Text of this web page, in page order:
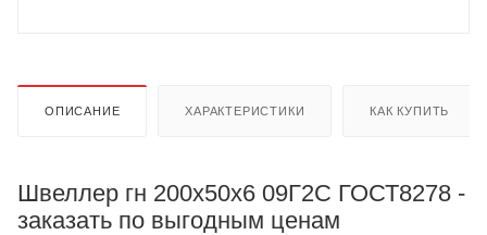
ОПИСАНИЕ ХАРАКТЕРИСТИКИ КАК КУПИТЬ
Швеллер гн 200х50х6 09Г2С ГОСТ8278 -
заказать по выгодным ценам